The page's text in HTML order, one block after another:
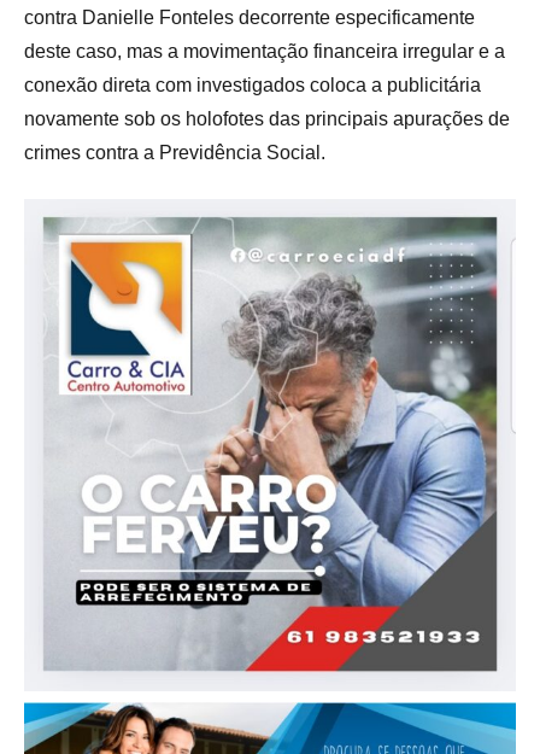
contra Danielle Fonteles decorrente especificamente
deste caso, mas a movimentação financeira irregular e a
conexão direta com investigados coloca a publicitária
novamente sob os holofotes das principais apurações de
crimes contra a Previdência Social.